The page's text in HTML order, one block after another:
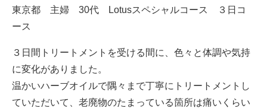
東京都 主婦 30代 Lotusスペシャルコース ３日コ
ース
３日間トリートメントを受ける間に、色々と体調や気持
に変化がありました。
温かいハーブオイルで隅々まで丁寧にトリートメントし
ていただいて、老廃物のたまっている箇所は痛いくらい